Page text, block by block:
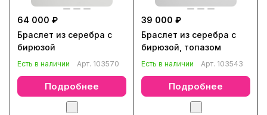
64 000 ₽
Браслет из серебра с
бирюзой
Есть в наличии Арт. 103570
Подробнее
39 000 ₽
Браслет из серебра с
бирюзой, топазом
Есть в наличии Арт. 103543
Подробнее